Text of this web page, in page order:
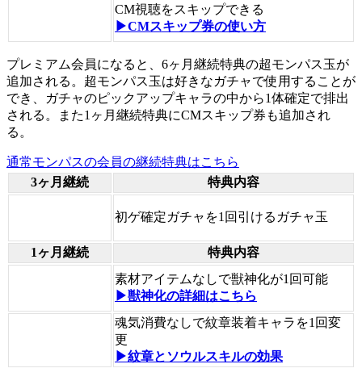
CM視聴をスキップできる
▶CMスキップ券の使い方
プレミアム会員になると、6ヶ月継続特典の超モンパス玉が
追加される。超モンパス玉は好きなガチャで使用することが
でき、ガチャのピックアップキャラの中から1体確定で排出
される。また1ヶ月継続特典にCMスキップ券も追加され
る。
通常モンパスの会員の継続特典はこちら
3ヶ月継続
特典内容
初ゲ確定ガチャを1回引けるガチャ玉
1ヶ月継続
特典内容
素材アイテムなしで獣神化が1回可能
▶獣神化の詳細はこちら
魂気消費なしで紋章装着キャラを1回変
更
▶紋章とソウルスキルの効果